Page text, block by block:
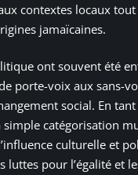
contextes locaux
jamaïcaines.
ont souvent été
porte-voix aux sans-
social. En
simple catégorisation
culturelle et
luttes pour l’égalité et